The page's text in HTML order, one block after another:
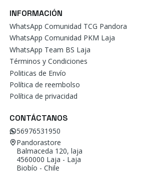
INFORMACIÓN
WhatsApp Comunidad TCG Pandora
WhatsApp Comunidad PKM Laja
WhatsApp Team BS Laja
Términos y Condiciones
Politicas de Envío
Política de reembolso
Política de privacidad
CONTÁCTANOS
56976531950
Pandorastore
Balmaceda 120, laja
4560000 Laja - Laja
Biobío - Chile